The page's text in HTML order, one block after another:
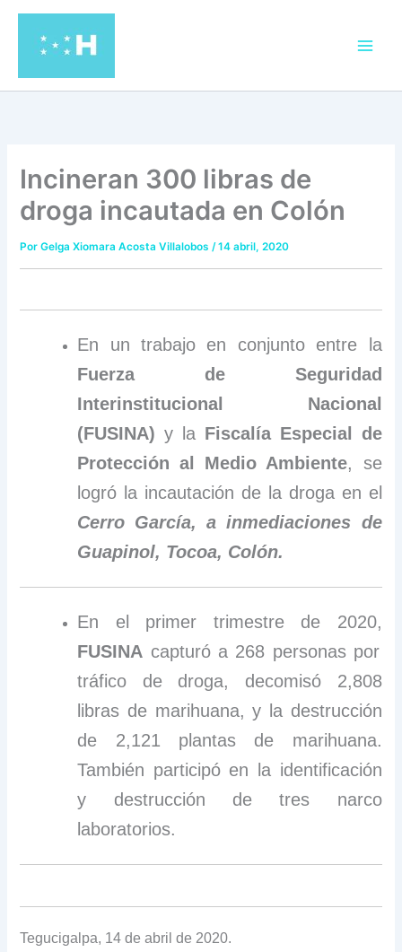
contenido
Incineran 300 libras de
droga incautada en Colón
PorGelga Xiomara Acosta Villalobos/14 abril, 2020
En un trabajo en conjunto entre la
Fuerza de Seguridad
Interinstitucional Nacional
(FUSINA) y laFiscalía Especial de
Protección al Medio Ambiente, se
logró la incautación de la droga en el
Cerro García, a inmediaciones de
Guapinol, Tocoa, Colón.
En el primer trimestre de 2020,
FUSINA capturó a 268 personas por
tráfico de droga, decomisó 2,808
libras de marihuana, y la destrucción
de 2,121 plantas de marihuana.
También participó en la identificación
y destrucción de tres narco
laboratorios.
Tegucigalpa, 14 de abril de 2020.